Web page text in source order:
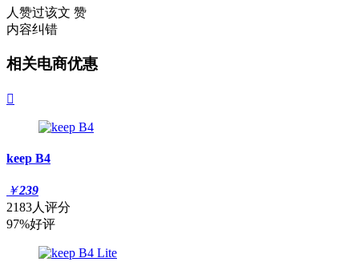
人赞过该文 赞
内容纠错
相关电商优惠

keep B4
￥239
2183人评分
97%好评